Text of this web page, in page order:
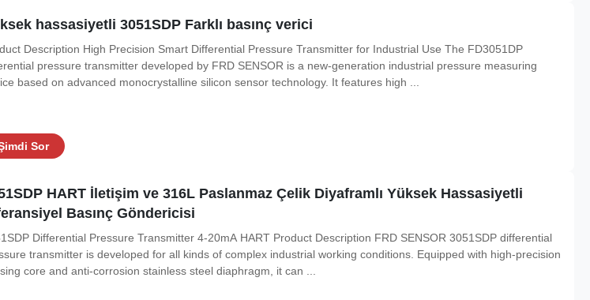
hassasiyetli 3051SDP Farklı basınç verici
Description High Precision Smart Differential Pressure Transmitter for Industrial Use The FD3051DP
pressure transmitter developed by FRD SENSOR is a new-generation industrial pressure measuring
based on advanced monocrystalline silicon sensor technology. It features high ...
Sor
HART İletişim ve 316L Paslanmaz Çelik Diyaframlı Yüksek Hassasiyetli
Basınç Göndericisi
Differential Pressure Transmitter 4-20mA HART Product Description FRD SENSOR 3051SDP differential
transmitter is developed for all kinds of complex industrial working conditions. Equipped with high-precision
core and anti-corrosion stainless steel diaphragm, it can ...